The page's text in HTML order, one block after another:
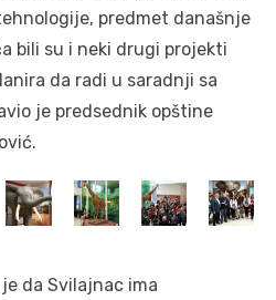
predmet današnje
bili su i neki drugi projekti
da radi u saradnji sa
je predsednik opštine
da Svilajnac ima